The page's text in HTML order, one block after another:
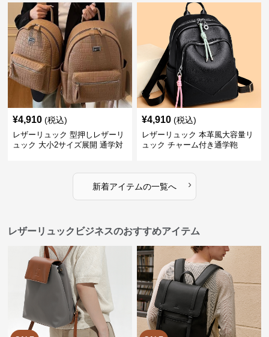
¥4,910 (税込)
レザーリュック 型押しレザーリ
ュック 大小2サイズ展開 通学対
¥4,910 (税込)
レザーリュック 本革風大容量リ
ュック チャーム付き通学鞄
新着アイテムの一覧へ ›
レザーリュックビジネスのおすすめアイテム